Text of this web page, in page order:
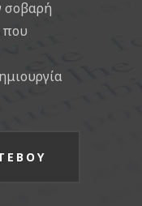
σοβαρή
που